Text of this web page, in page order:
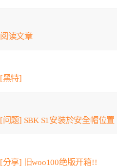
阅读文章
[黑特]
[问题] SBK S1安装於安全帽位置
[分享] 旧woo100绝版开箱!!